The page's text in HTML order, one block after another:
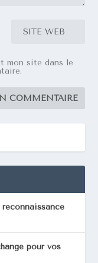
mon site dans le
pour vos